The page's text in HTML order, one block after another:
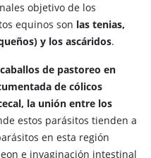
objetivo de los
equinos son las tenias,
y los ascáridos.
de pastoreo en
de cólicos
la unión entre los
estos parásitos tienden a
en esta región
e invaginación intestinal